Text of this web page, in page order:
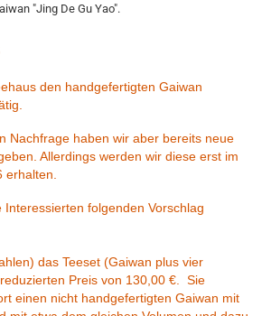
"Jing De Gu Yao".
den handgefertigten Gaiwan
Nachfrage haben wir aber bereits neue
Allerdings werden wir diese erst im
erhalten.
Interessierten folgenden Vorschlag
das Teeset (Gaiwan plus vier
Preis von 130,00 €. Sie
einen nicht handgefertigten Gaiwan mit